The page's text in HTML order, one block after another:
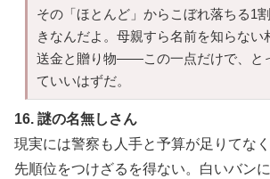
その「ほとんど」からこぼれ落ちる1
きなんだよ。母親すら名前を知らない
送金と贈り物——この一点だけで、と
ていいはずだ。
16. 謎の名無しさん
現実には警察も人手と予算が足りてな
先順位をつけざるを得ない。白いバン